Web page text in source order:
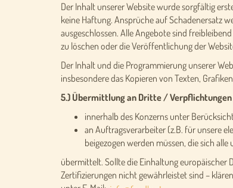
Der Inhalt unserer Website wurde sorgfältig
keine Haftung. Ansprüche auf Schadenersatz
ausgeschlossen. Alle Angebote sind
zu löschen oder die Veröffentlichung der
Der Inhalt und die Programmierung unserer
insbesondere das Kopieren von Texten,
5.) Übermittlung an Dritte /
innerhalb des Konzerns unter
an Auftragsverarbeiter (z.B. für unsere
beigezogen werden müssen, die sich
übermittelt. Sollte die Einhaltung europäischer
Zertifizierungen nicht gewährleistet sind –